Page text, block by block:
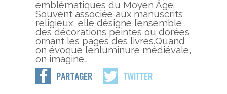
emblématiques du Moyen Âge.
Souvent associée aux manuscrits
religieux, elle désigne l’ensemble
des décorations peintes ou dorées
ornant les pages des livres.Quand
on évoque l’enluminure médiévale,
on imagine…
Partager Twitter